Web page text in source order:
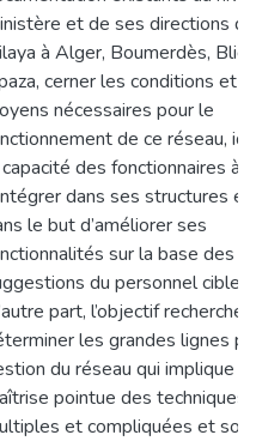
et de ses directions de
à Alger, Boumerdès,
cerner les conditions et
nécessaires pour le
de ce réseau,
des fonctionnaires à
dans ses structures et
le but d’améliorer ses
sur la base des
du personnel cible.
part, l’objectif recherché
les grandes lignes
du réseau qui implique le
pointue des techniques
et compliquées et son